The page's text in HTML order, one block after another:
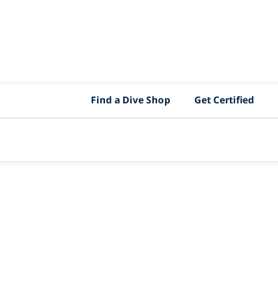
PADI Location Links
Find a Dive Shop Get Certified